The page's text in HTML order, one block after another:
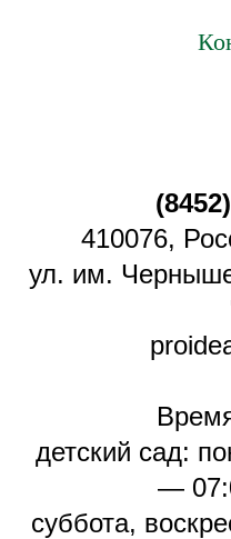
410076,
ул. им.
детский сад:
—
суббота,